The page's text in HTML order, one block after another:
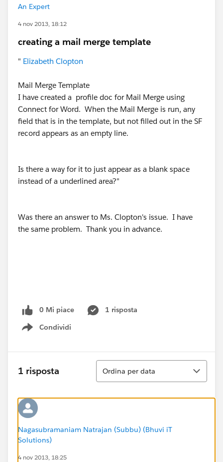
An Expert
4 nov 2013, 18:12
creating a mail merge template
" Elizabeth Clopton
Mail Merge Template
I have created a profile doc for Mail Merge using
Connect for Word. When the Mail Merge is run, any
field that is in the template, but not filled out in the SF
record appears as an empty line.
Is there a way for it to just appear as a blank space
instead of a underlined area?"
Was there an answer to Ms. Clopton's issue. I have
the same problem. Thank you in advance.
0 Mi piace
1 risposta
Condividi
Show menu
1 risposta
Ordina
Ordina per data
Nagasubramaniam Natrajan (Subbu) (Bhuvi iT
Solutions)
4 nov 2013, 18:25